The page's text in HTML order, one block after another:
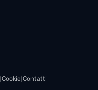
Cookie Contatti